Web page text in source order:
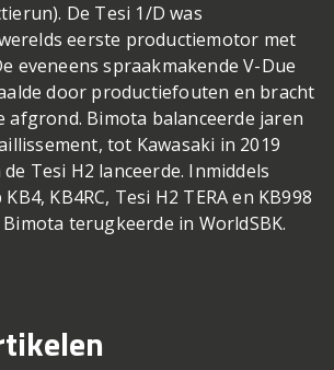
De Tesi 1/D was
eerste productiemotor met
eveneens spraakmakende V-Due
door productiefouten en bracht
afgrond. Bimota balanceerde jaren
tot Kawasaki in 2019
Tesi H2 lanceerde. Inmiddels
KB4RC, Tesi H2 TERA en KB998
terugkeerde in WorldSBK.